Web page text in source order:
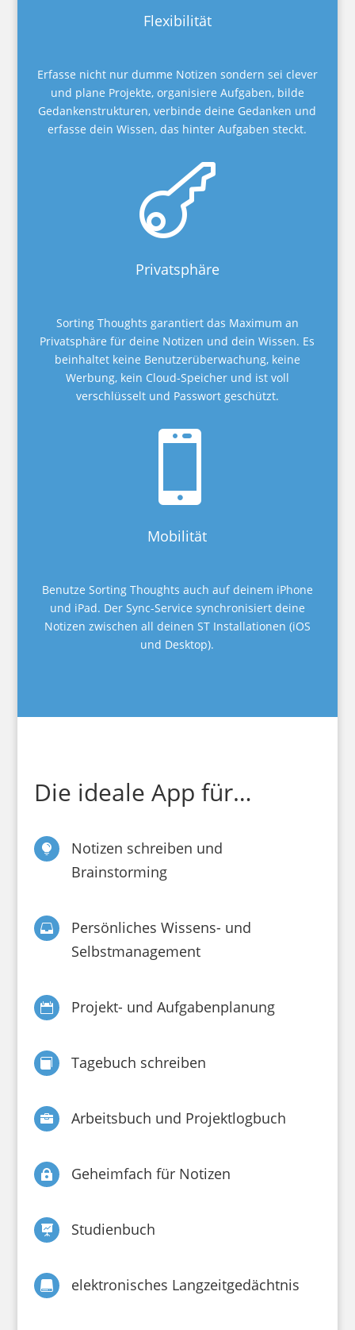
Flexibilität
Erfasse nicht nur dumme Notizen sondern sei clever
und plane Projekte, organisiere Aufgaben, bilde
Gedankenstrukturen, verbinde deine Gedanken und
erfasse dein Wissen, das hinter Aufgaben steckt.

Privatsphäre
Sorting Thoughts garantiert das Maximum an
Privatsphäre für deine Notizen und dein Wissen. Es
beinhaltet keine Benutzerüberwachung, keine
Werbung, kein Cloud-Speicher und ist voll
verschlüsselt und Passwort geschützt.

Mobilität
Benutze Sorting Thoughts auch auf deinem iPhone
und iPad. Der Sync-Service synchronisiert deine
Notizen zwischen all deinen ST Installationen (iOS
und Desktop).
Die ideale App für…

Notizen schreiben und
Brainstorming

Persönliches Wissens- und
Selbstmanagement
 Projekt- und Aufgabenplanung
 Tagebuch schreiben
 Arbeitsbuch und Projektlogbuch
 Geheimfach für Notizen
 Studienbuch
 elektronisches Langzeitgedächtnis